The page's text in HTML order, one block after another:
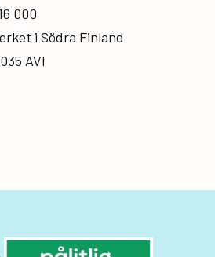
000
i Södra Finland
AVI